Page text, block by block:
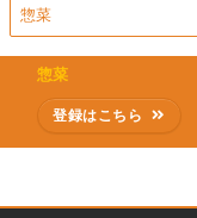
惣菜
惣菜
登録はこちら